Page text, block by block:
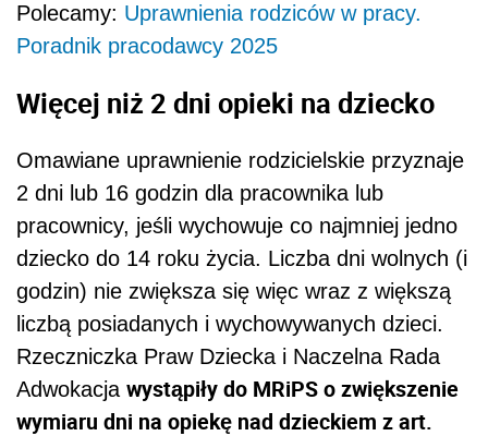
Polecamy: Uprawnienia rodziców w pracy.
Poradnik pracodawcy 2025
Więcej niż 2 dni opieki na dziecko
Omawiane uprawnienie rodzicielskie przyznaje
2 dni lub 16 godzin dla pracownika lub
pracownicy, jeśli wychowuje co najmniej jedno
dziecko do 14 roku życia. Liczba dni wolnych (i
godzin) nie zwiększa się więc wraz z większą
liczbą posiadanych i wychowywanych dzieci.
Rzeczniczka Praw Dziecka i Naczelna Rada
Adwokacja wystąpiły do MRiPS o zwiększenie
wymiaru dni na opiekę nad dzieckiem z art.